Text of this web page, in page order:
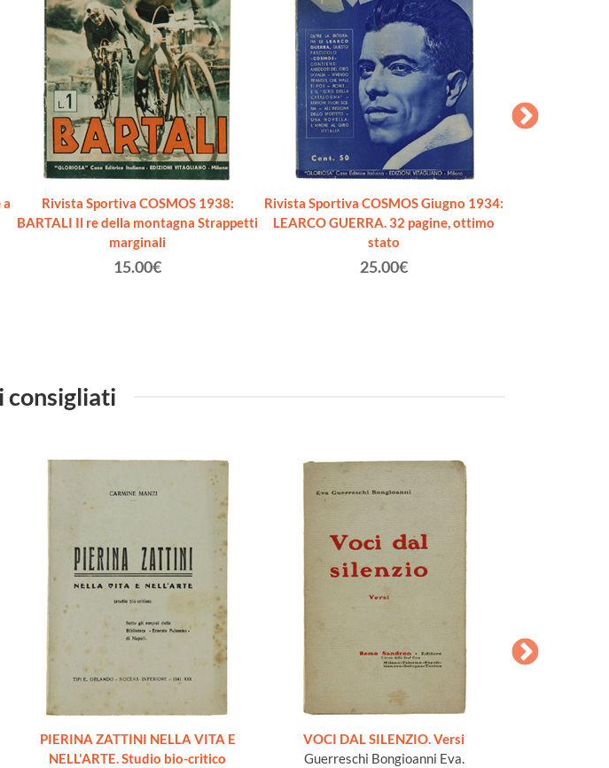
Rivista Sportiva COSMOS 1938:
BARTALI Il re della montagna Strappetti
marginali
15.00€
Rivista Sportiva COSMOS Giugno 1934:
LEARCO GUERRA. 32 pagine, ottimo
stato
25.00€
PIERINA ZATTINI NELLA VITA E
NELL'ARTE. Studio bio-critico
VOCI DAL SILENZIO. Versi
Guerreschi Bongioanni Eva.